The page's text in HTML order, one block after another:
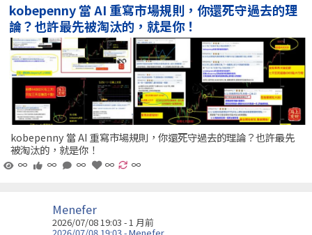
kobepenny 當 AI 重寫市場規則，你還死守過去的理
論？也許最先被淘汰的，就是你！
kobepenny 當 AI 重寫市場規則，你還死守過去的理論？也許最先
被淘汰的，就是你！
∞
∞ ∞ ∞ ∞
Menefer
2026/07/08 19:03 - 1 月前